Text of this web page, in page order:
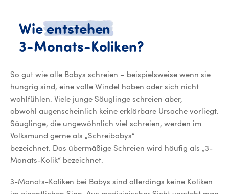
Wie entstehen
3-Monats-Koliken?
So gut wie alle Babys schreien – beispielsweise wenn sie
hungrig sind, eine volle Windel haben oder sich nicht
wohlfühlen. Viele junge Säuglinge schreien aber,
obwohl augenscheinlich keine erklärbare Ursache vorliegt.
Säuglinge, die ungewöhnlich viel schreien, werden im
Volksmund gerne als „Schreibabys“
bezeichnet. Das übermäßige Schreien wird häufig als „3-
Monats-Kolik“ bezeichnet.
3-Monats-Koliken bei Babys sind allerdings keine Koliken